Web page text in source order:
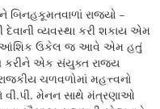
બિનહકૂમતવાળાં રાજ્યો -
વ્યવસ્થા કરી શકાય એમ
આંશિક ઉકેલ જ આવે એમ હતું
કરીને એક સંયુક્ત રાજ્ય
ચળવળોમાં મહત્ત્વનો
વી.પી. મેનન સાથે મંત્રણાઓ